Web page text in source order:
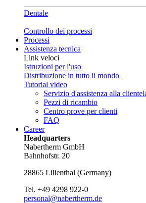
Dentale
Controllo dei processi
Processi
Assistenza tecnica
Link veloci
Istruzioni per l'uso
Distribuzione in tutto il mondo
Tutorial video
Servizio d'assistenza alla
Pezzi di ricambio
Centro prove per clienti
FAQ
Career
Headquarters
Nabertherm GmbH
Bahnhofstr. 20
28865 Lilienthal (Germany)
Tel. +49 4298 922-0
personal@nabertherm.de